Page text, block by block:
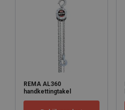
REMA AL360
handkettingtakel